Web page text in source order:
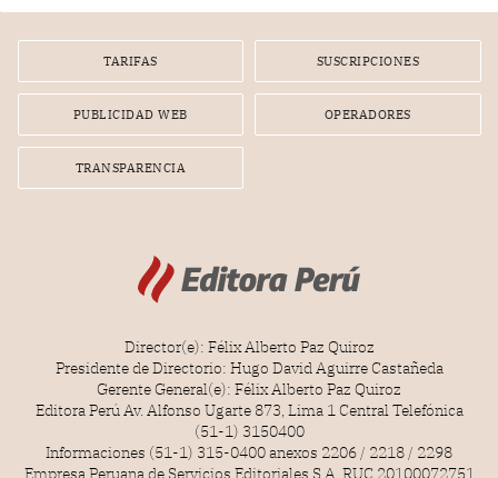
TARIFAS SUSCRIPCIONES
PUBLICIDAD WEB OPERADORES
TRANSPARENCIA
Director(e): Félix Alberto Paz Quiroz
Presidente de Directorio: Hugo David Aguirre Castañeda
Gerente General(e): Félix Alberto Paz Quiroz
Editora Perú Av. Alfonso Ugarte 873, Lima 1 Central Telefónica
(51-1) 3150400
Informaciones (51-1) 315-0400 anexos 2206 / 2218 / 2298
Empresa Peruana de Servicios Editoriales S.A. RUC 20100072751